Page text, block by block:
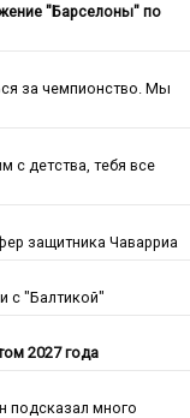
"Барселоны" по
за чемпионство. Мы
с детства, тебя все
защитника Чаварриа
с "Балтикой"
2027 года
подсказал много